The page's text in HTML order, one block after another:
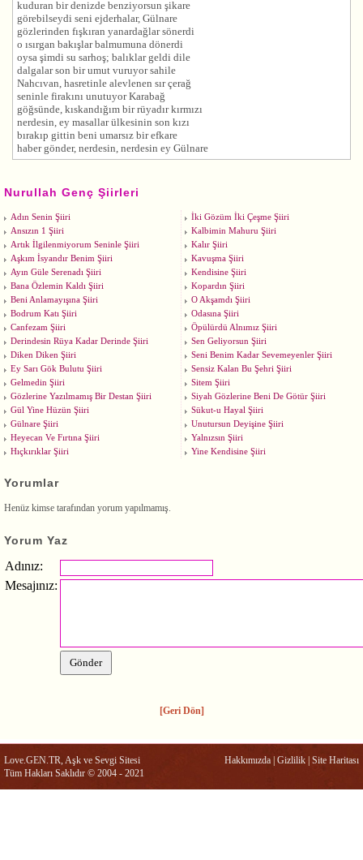
kuduran bir denizde benziyorsun şikare
görebilseydi seni ejderhalar, Gülnare
gözlerinden fışkıran yanardağlar sönerdi
o ısırgan bakışlar balmumuna dönerdi
oysa şimdi su sarhoş; balıklar geldi dile
dalgalar son bir umut vuruyor sahile
Nahcıvan, hasretinle alevlenen sır çerağ
seninle firakını unutuyor Karabağ
göğsünde, kıskandığım bir rüyadır kırmızı
nerdesin, ey masallar ülkesinin son kızı
bırakıp gittin beni umarsız bir efkare
haber gönder, nerdesin, nerdesin ey Gülnare
Nurullah Genç Şiirleri
Adın Senin Şiiri
Ansızın 1 Şiiri
Artık İlgilenmiyorum Seninle Şiiri
Aşkım İsyandır Benim Şiiri
Ayın Güle Serenadı Şiiri
Bana Özlemin Kaldı Şiiri
Beni Anlamayışına Şiiri
Bodrum Katı Şiiri
Canfezam Şiiri
Derindesin Rüya Kadar Derinde Şiiri
Diken Diken Şiiri
Ey Sarı Gök Bulutu Şiiri
Gelmedin Şiiri
Gözlerine Yazılmamış Bir Destan Şiiri
Gül Yine Hüzün Şiiri
Gülnare Şiiri
Heyecan Ve Fırtına Şiiri
Hıçkırıklar Şiiri
İki Gözüm İki Çeşme Şiiri
Kalbimin Mahuru Şiiri
Kalır Şiiri
Kavuşma Şiiri
Kendisine Şiiri
Kopardın Şiiri
O Akşamdı Şiiri
Odasına Şiiri
Öpülürdü Alnımız Şiiri
Sen Geliyorsun Şiiri
Seni Benim Kadar Sevemeyenler Şiiri
Sensiz Kalan Bu Şehri Şiiri
Sitem Şiiri
Siyah Gözlerine Beni De Götür Şiiri
Sükut-u Hayal Şiiri
Unutursun Deyişine Şiiri
Yalnızsın Şiiri
Yine Kendisine Şiiri
Yorumlar
Henüz kimse tarafından yorum yapılmamış.
Yorum Yaz
Adınız:
Mesajınız:
[Geri Dön]
Love.GEN.TR, Aşk ve Sevgi Sitesi
Tüm Hakları Saklıdır © 2004 - 2021
Hakkımızda | Gizlilik | Site Haritası